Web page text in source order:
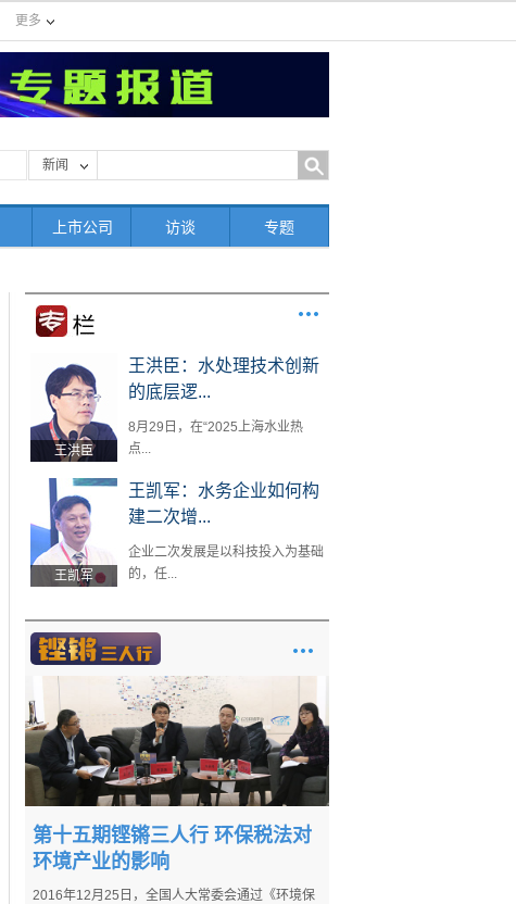
更多
新闻
上市公司 访谈 专题
王洪臣
王洪臣：水处理技术创新
的底层逻...
8月29日，在“2025上海水业热
点...
王凯军
王凯军：水务企业如何构
建二次增...
企业二次发展是以科技投入为基础
的，任...
第十五期铿锵三人行 环保税法对
环境产业的影响
2016年12月25日，全国人大常委会通过《环境保